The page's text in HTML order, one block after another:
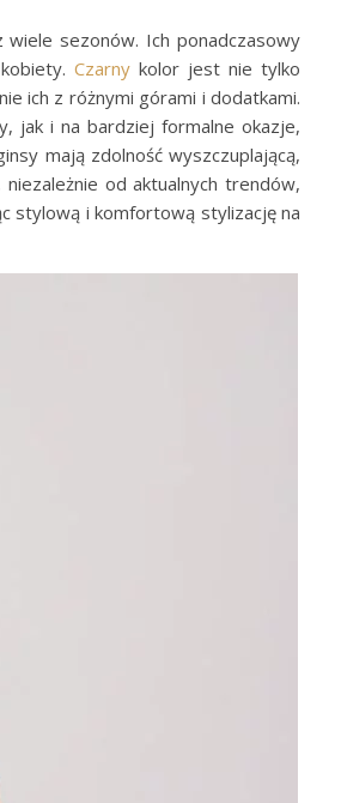
sezonów. Ich ponadczasowy
Czarny kolor jest nie tylko
ich z różnymi górami i dodatkami.
jak i na bardziej formalne okazje,
mają zdolność wyszczuplającą,
od aktualnych trendów,
stylową i komfortową stylizację na